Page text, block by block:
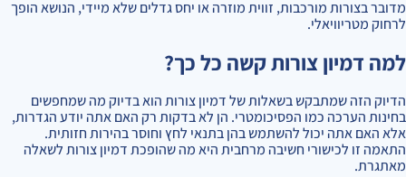
מדובר בצורות מורכבות, זווית מוזרה או יחס גדלים שלא מיידי, הנושא הופך
לרחוק מטריוויאלי.
למה דמיון צורות קשה כל כך?
הדיוק הזה שמתבקש בשאלות של דמיון צורות הוא בדיוק מה שמחפשים
בחינות הערכה כמו הפסיכומטרי. הן לא בדקות רק האם אתה יודע הגדרות,
אלא האם אתה יכול להשתמש בהן בתנאי לחץ וחוסר בהירות חזותית.
התאמה זו לכישורי חשיבה מרחבית היא מה שהופכת דמיון צורות לשאלה
מאתגרת.